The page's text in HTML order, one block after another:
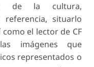
de la cultura,
situarlo
el lector de CF
imágenes que
representados o